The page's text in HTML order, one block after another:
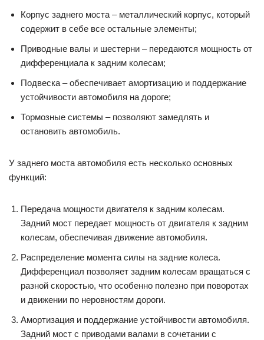
Корпус заднего моста – металлический корпус, который
содержит в себе все остальные элементы;
Приводные валы и шестерни – передаются мощность от
дифференциала к задним колесам;
Подвеска – обеспечивает амортизацию и поддержание
устойчивости автомобиля на дороге;
Тормозные системы – позволяют замедлять и
остановить автомобиль.
У заднего моста автомобиля есть несколько основных
функций:
Передача мощности двигателя к задним колесам.
Задний мост передает мощность от двигателя к задним
колесам, обеспечивая движение автомобиля.
Распределение момента силы на задние колеса.
Дифференциал позволяет задним колесам вращаться с
разной скоростью, что особенно полезно при поворотах
и движении по неровностям дороги.
Амортизация и поддержание устойчивости автомобиля.
Задний мост с приводами валами в сочетании с